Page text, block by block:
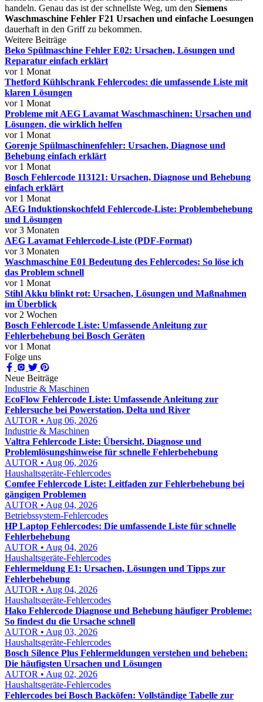
handeln. Genau das ist der schnellste Weg, um den Siemens
Waschmaschine Fehler F21 Ursachen und einfache Loesungen
dauerhaft in den Griff zu bekommen.
Weitere Beiträge
Beko Spülmaschine Fehler E02: Ursachen, Lösungen und
Reparatur einfach erklärt
vor 1 Monat
Thetford Kühlschrank Fehlercodes: die umfassende Liste mit
klaren Lösungen
vor 1 Monat
Probleme mit AEG Lavamat Waschmaschinen: Ursachen und
Lösungen, die wirklich helfen
vor 1 Monat
Gorenje Spülmaschinenfehler: Ursachen, Diagnose und
Behebung einfach erklärt
vor 1 Monat
Bosch Fehlercode 113121: Ursachen, Diagnose und Behebung
einfach erklärt
vor 1 Monat
AEG Induktionskochfeld Fehlercode-Liste: Problembehebung
und Lösungen
vor 3 Monaten
AEG Lavamat Fehlercode-Liste (PDF-Format)
vor 3 Monaten
Waschmaschine E01 Bedeutung des Fehlercodes: So löse ich
das Problem schnell
vor 1 Monat
Stihl Akku blinkt rot: Ursachen, Lösungen und Maßnahmen
im Überblick
vor 2 Wochen
Bosch Fehlercode Liste: Umfassende Anleitung zur
Fehlerbehebung bei Bosch Geräten
vor 1 Monat
Folge uns
Neue Beiträge
Industrie & Maschinen
EcoFlow Fehlercode Liste: Umfassende Anleitung zur
Fehlersuche bei Powerstation, Delta und River
AUTOR • Aug 06, 2026
Industrie & Maschinen
Valtra Fehlercode Liste: Übersicht, Diagnose und
Problemlösungshinweise für schnelle Fehlerbehebung
AUTOR • Aug 06, 2026
Haushaltsgeräte-Fehlercodes
Comfee Fehlercode Liste: Leitfaden zur Fehlerbehebung bei
gängigen Problemen
AUTOR • Aug 04, 2026
Betriebssystem-Fehlercodes
HP Laptop Fehlercodes: Die umfassende Liste für schnelle
Fehlerbehebung
AUTOR • Aug 04, 2026
Haushaltsgeräte-Fehlercodes
Fehlermeldung E1: Ursachen, Lösungen und Tipps zur
Fehlerbehebung
AUTOR • Aug 04, 2026
Haushaltsgeräte-Fehlercodes
Hako Fehlercode Diagnose und Behebung häufiger Probleme:
So findest du die Ursache schnell
AUTOR • Aug 03, 2026
Haushaltsgeräte-Fehlercodes
Bosch Silence Plus Fehlermeldungen verstehen und beheben:
Die häufigsten Ursachen und Lösungen
AUTOR • Aug 02, 2026
Haushaltsgeräte-Fehlercodes
Fehlercodes bei Bosch Backöfen: Vollständige Tabelle zur